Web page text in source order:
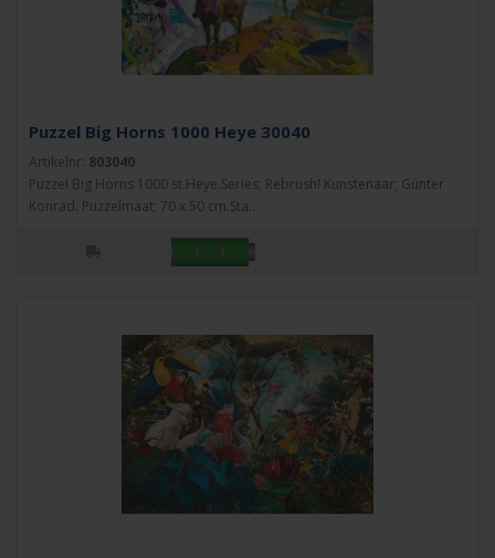
Puzzel Big Horns 1000 Heye 30040
Artikelnr: 803040
Puzzel Big Horns 1000 st.Heye.Series; Rebrush! Kunstenaar; Günter
Konrad. Puzzelmaat; 70 x 50 cm.Sta..